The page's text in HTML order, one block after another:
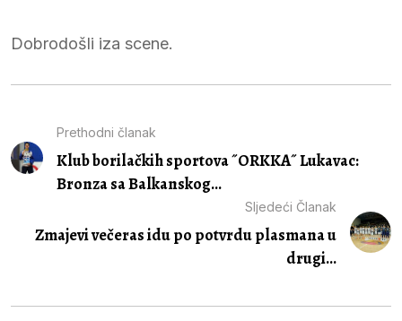
Dobrodošli iza scene.
Prethodni članak
Klub borilačkih sportova ˝ORKKA˝ Lukavac:
Bronza sa Balkanskog...
Sljedeći Članak
Zmajevi večeras idu po potvrdu plasmana u
drugi...